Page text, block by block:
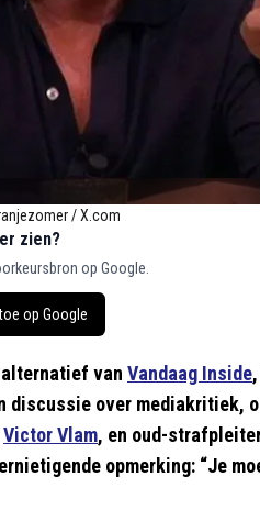
/ X.com
zien?
op Google.
op Google
van Vandaag Inside
discussie over mediakritiek,
Victor Vlam, en oud-
opmerking: “Je